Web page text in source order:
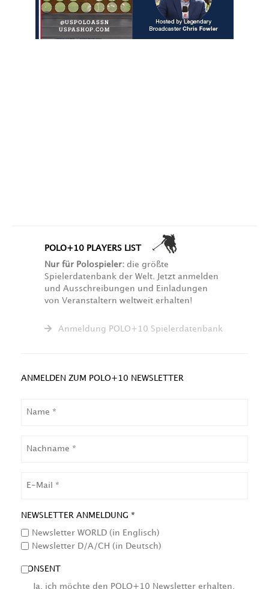
POLO+10 PLAYERS LIST
Nur für Polospieler: die größte
Spielerdatenbank der Welt. Jetzt anmelden
und Ausschreibungen und Einladungen
von Veranstaltern weltweit erhalten!
Anmeldung POLO+10 Spielerdatenbank
ANMELDEN ZUM POLO+10 NEWSLETTER
NEWSLETTER ANMELDUNG *
Newsletter WORLD (in Englisch)
Newsletter D/A/CH (in Deutsch)
CONSENT
Ja, ich möchte den POLO+10 Newsletter erhalten.